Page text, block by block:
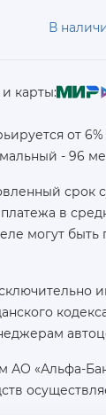
В
карты:
от
- 96
срок
в
могут
АО «Альфа-